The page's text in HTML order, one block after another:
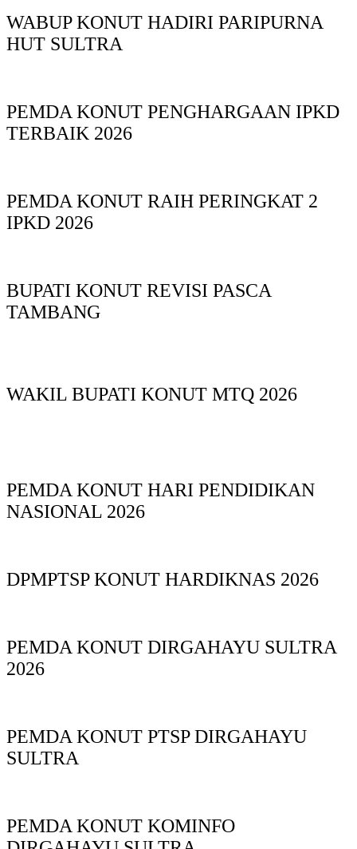
WABUP KONUT HADIRI PARIPURNA
HUT SULTRA
PEMDA KONUT PENGHARGAAN IPKD
TERBAIK 2026
PEMDA KONUT RAIH PERINGKAT 2
IPKD 2026
BUPATI KONUT REVISI PASCA
TAMBANG
WAKIL BUPATI KONUT MTQ 2026
PEMDA KONUT HARI PENDIDIKAN
NASIONAL 2026
DPMPTSP KONUT HARDIKNAS 2026
PEMDA KONUT DIRGAHAYU SULTRA
2026
PEMDA KONUT PTSP DIRGAHAYU
SULTRA
PEMDA KONUT KOMINFO